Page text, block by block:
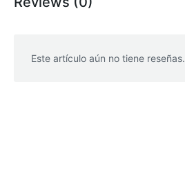
Este artículo aún no tiene reseñas.